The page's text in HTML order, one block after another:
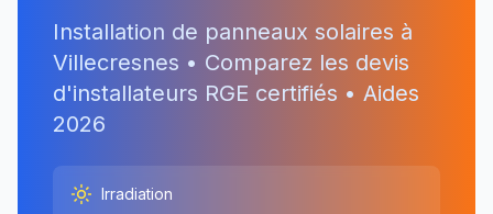
Installation de panneaux solaires à
Villecresnes • Comparez les devis
d'installateurs RGE certifiés • Aides
2026
Irradiation